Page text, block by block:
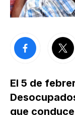
El 5 de
que